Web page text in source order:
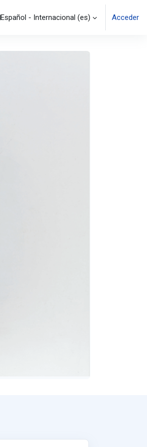
Español - Internacional ‎(es)‎ Acceder